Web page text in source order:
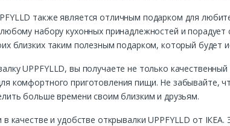
также является отличным подарком для
набору кухонных принадлежностей и
близких таким полезным подарком, который будет
UPPFYLLD, вы получаете не только
комфортного приготовления пищи. Не забывайте,
больше времени своим близким и друзьям.
в качестве и удобстве открывалки UPPFYLLD от